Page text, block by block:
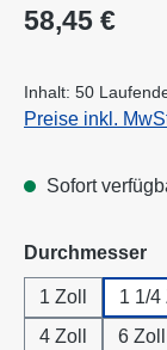
Regulärer Preis:
58,45 €
Inhalt: 50
Preise inkl.
Sofort
Durchmesser
1 Zoll 1 1/4
4 Zoll
6 Zoll